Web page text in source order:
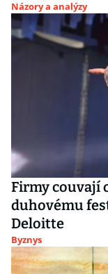
Názory a analýzy
Firmy couvají
duhovému
Deloitte
Byznys